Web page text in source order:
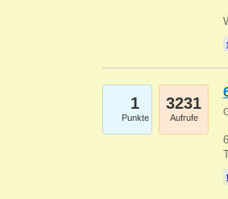
1
Punkte
3231
Aufrufe